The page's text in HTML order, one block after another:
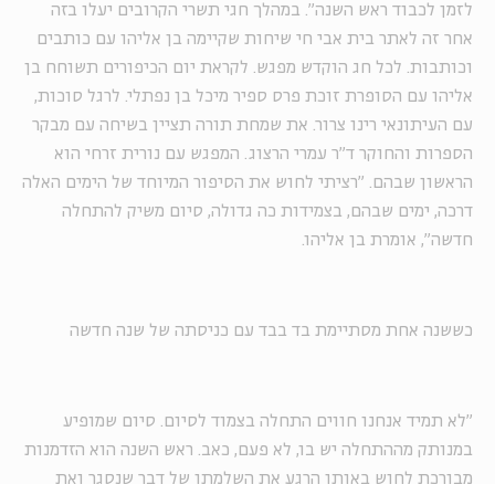
לזמן לכבוד ראש השנה". במהלך חגי תשרי הקרובים יעלו בזה
אחר זה לאתר בית אבי חי שיחות שקיימה בן אליהו עם כותבים
וכותבות. לכל חג הוקדש מפגש. לקראת יום הכיפורים תשוחח בן
אליהו עם הסופרת זוכת פרס ספיר מיכל בן נפתלי. לרגל סוכות,
עם העיתונאי רינו צרור. את שמחת תורה תציין בשיחה עם מבקר
הספרות והחוקר ד"ר עמרי הרצוג. המפגש עם נורית זרחי הוא
הראשון שבהם. "רציתי לחוש את הסיפור המיוחד של הימים האלה
דרכה, ימים שבהם, בצמידות כה גדולה, סיום משיק להתחלה
חדשה", אומרת בן אליהו.
כששנה אחת מסתיימת בד בבד עם כניסתה של שנה חדשה
"לא תמיד אנחנו חווים התחלה בצמוד לסיום. סיום שמופיע
במנותק מההתחלה יש בו, לא פעם, כאב. ראש השנה הוא הזדמנות
מבורכת לחוש באותו הרגע את השלמתו של דבר שנסגר ואת